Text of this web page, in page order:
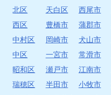
北区
西区
中村区
中区
昭和区
瑞穂区
天白区
豊橋市
岡崎市
一宮市
瀬戸市
半田市
西尾市
蒲郡市
犬山市
常滑市
江南市
小牧市